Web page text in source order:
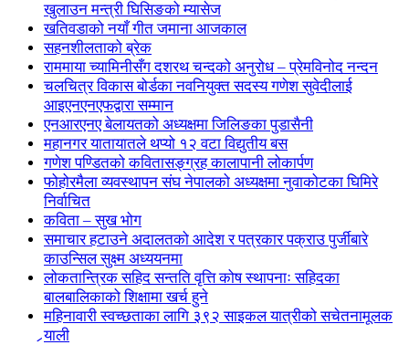
खुलाउन मन्त्री घिसिङको म्यासेज
खतिवडाको नयाँ गीत जमाना आजकाल
सहनशीलताको ब्रेक
राममाया च्यामिनीसँग दशरथ चन्दको अनुरोध – प्रेमविनोद नन्दन
चलचित्र विकास बोर्डका नवनियुक्त सदस्य गणेश सुवेदीलाई
आइएनएनएफद्वारा सम्मान
एनआरएनए बेलायतको अध्यक्षमा जिलिङका पुडासैनी
महानगर यातायातले थप्यो १२ वटा विद्युतीय बस
गणेश पण्डितको कवितासङ्ग्रह कालापानी लोकार्पण
फोहोरमैला व्यवस्थापन संघ नेपालको अध्यक्षमा नुवाकोटका घिमिरे
निर्वाचित
कविता – सुख भोग
समाचार हटाउने अदालतको आदेश र पत्रकार पक्राउ पुर्जीबारे
काउन्सिल सुक्ष्म अध्ययनमा
लोकतान्त्रिक सहिद सन्तति वृत्ति कोष स्थापनाः सहिदका
बालबालिकाको शिक्षामा खर्च हुने
महिनावारी स्वच्छताका लागि ३९२ साइकल यात्रीको सचेतनामूलक
र्‍याली